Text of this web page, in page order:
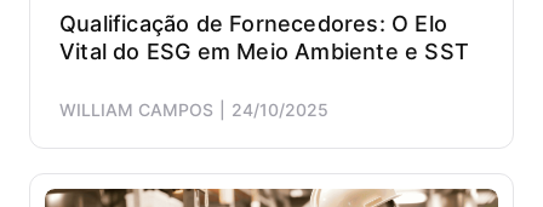
Qualificação de Fornecedores: O Elo
Vital do ESG em Meio Ambiente e SST
WILLIAM CAMPOS 24/10/2025